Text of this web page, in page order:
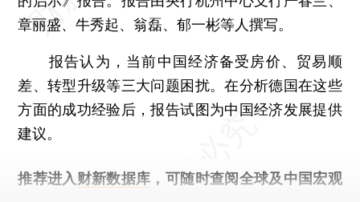
章丽盛、牛秀起、翁磊、郁一彬等人撰写。
报告认为，当前中国经济备受房价、贸易顺
差、转型升级等三大问题困扰。在分析德国在这些
方面的成功经验后，报告试图为中国经济发展提供
建议。
推荐进入 财新数据库 ，可随时查阅全球及中国宏观